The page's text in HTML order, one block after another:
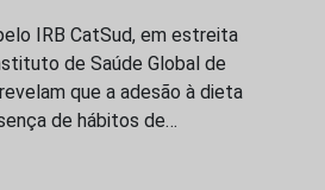
IRB CatSud, em estreita
de Saúde Global de
que a adesão à dieta
de hábitos de…